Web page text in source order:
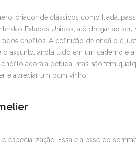
criador de clássicos como Ilíada,
dos Estados Unidos, até chegar ao
enófilos. A definição de enófilo é
o assunto, anota tudo em um caderno e
enófilo adora a bebida, mas não tem
e apreciar um bom vinho.
e especialização. Essa é a base do